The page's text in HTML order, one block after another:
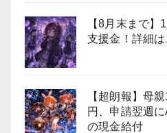
【8月末まで
支援金！詳細は
【超朗報】母
円、申請翌週
の現金給付